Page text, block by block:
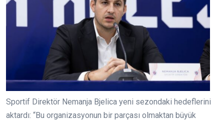
Sportif Direktör Nemanja Bjelica yeni sezondaki hedeflerini
aktardı: “Bu organizasyonun bir parçası olmaktan büyük